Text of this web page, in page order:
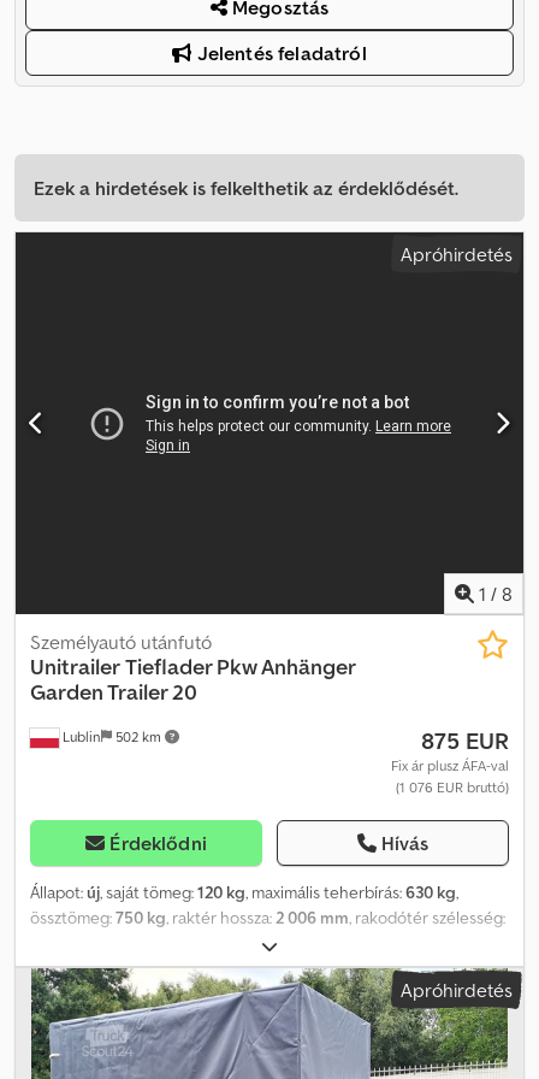
Megosztás
Jelentés feladatról
Ezek a hirdetések is felkelthetik az érdeklődését.
Apróhirdetés
1 / 8
Lublin 502 km
Személyautó utánfutó
UnitrailerTieflader Pkw Anhänger
Garden Trailer 20
875 EUR
Fix ár plusz ÁFA-val
(1 076 EUR bruttó)
Érdeklődni Hívás
Állapot:új, saját tömeg:120 kg, maximális teherbírás:630 kg,
össztömeg:750 kg , raktér hossza: 2 006 mm , rakodótér szélesség:
155/70 r13
LEHETSÉGES NÉMETORSZÁGBA, AUSZTRIÁBA,
FRANCIAORSZÁGBA, ROMÁNIÁBA, OLASZORSZÁGBA,
ÍRORSZÁGBA, BELGIÁBA, CSEHORSZÁGBA, DÁNIÁBA ÉS
HOLLANDIÁBA. UT004179 Fékezett billenőplatós Garden Trailer
200 KIPP, emelt oldalfalakkal, támaszkerékkel, magas ponyvával és
Apróhirdetés